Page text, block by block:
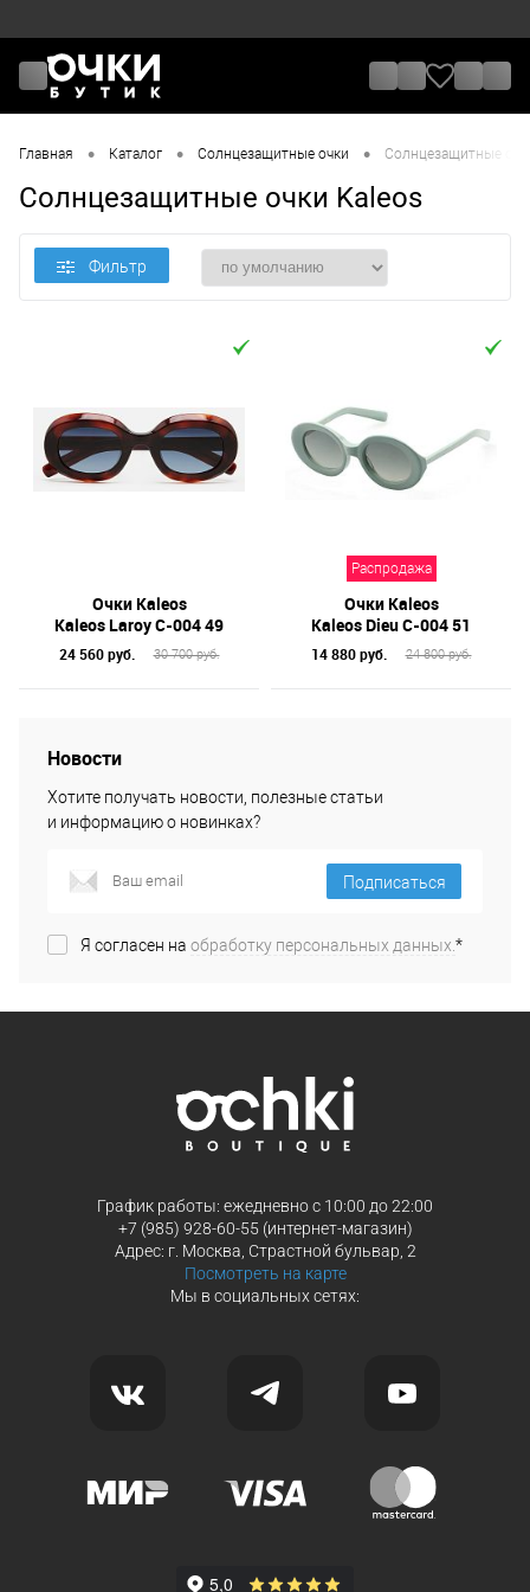
Главная • Каталог • Солнцезащитные очки • Солнцезащитные
Солнцезащитные очки Kaleos
Цена
Назначение / Пол
Форма оправы
Цвет линз
Фильтр
Очки Kaleos
Kaleos Laroy C-004 49
24 560 руб. 30 700 руб.
Распродажа
Очки Kaleos
Kaleos Dieu C-004 51
14 880 руб. 24 800 руб.
Новости
Хотите получать новости, полезные статьи
и информацию о новинках?
Подписаться
Я согласен на обработку персональных данных.*
График работы: ежедневно с 10:00 до 22:00
+7 (985) 928-60-55 (интернет-магазин)
Адрес: г. Москва, Страстной бульвар, 2
Посмотреть на карте
Мы в социальных сетях: